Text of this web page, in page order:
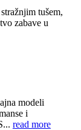
tušem,
zabave u
modeli
i
read more